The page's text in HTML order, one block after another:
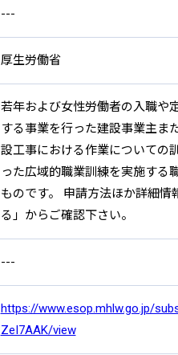
---
厚生労働省
若年および女性労働者の入職や
する事業を行った建設事業主ま
設工事における作業についての
った広域的職業訓練を実施する
ものです。 申請方法ほか詳細情
る」からご確認下さい。
---
https://www.esop.mhlw.go.jp/
ZeI7AAK/view